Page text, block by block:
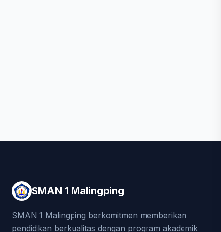
SMAN 1 Malingping
SMAN 1 Malingping berkomitmen memberikan
pendidikan berkualitas dengan program akademik